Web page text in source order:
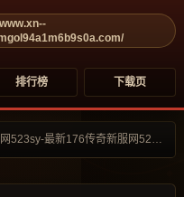
排行榜 下载页
最新176传奇新服网523sy合集大全-